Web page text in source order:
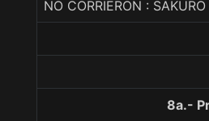
NO CORRIERON : SAKURO
8a.-